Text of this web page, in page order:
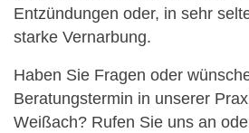
Entzündungen oder, in sehr
starke Vernarbung.
​Haben Sie Fragen oder
Beratungstermin in unserer
Weißach? Rufen Sie uns an